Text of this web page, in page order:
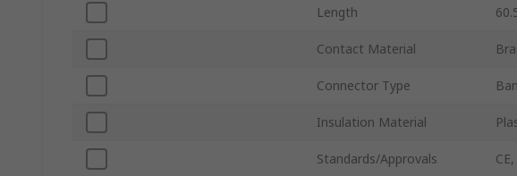
Length
Contact Material
Connector Type
Insulation Material
Standards/Approvals